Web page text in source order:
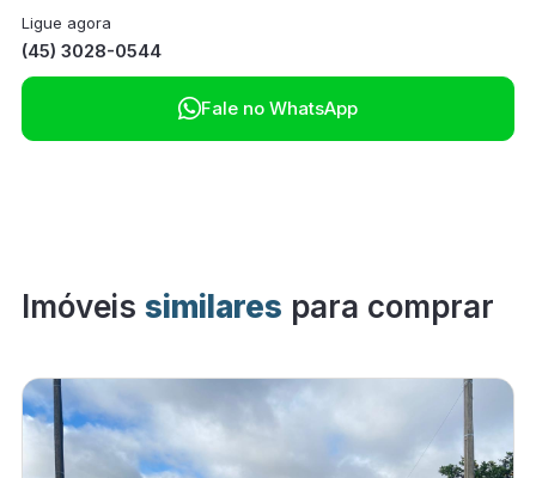
Ligue agora
(45) 3028-0544
Fale no WhatsApp
Imóveis similares para comprar